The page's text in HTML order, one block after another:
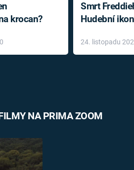
krocan?
Smrt
Hudební
léky
24. listopadu
NA PRIMA ZOOM